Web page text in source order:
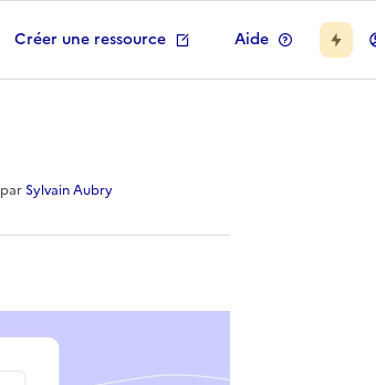
Créer une ressource Aide
: en savoir
Sylvain Aubry